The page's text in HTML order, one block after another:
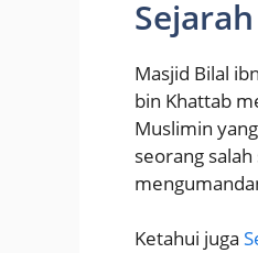
Masjid Bilal
bin Khattab
Muslimin
seorang
Ketahui juga